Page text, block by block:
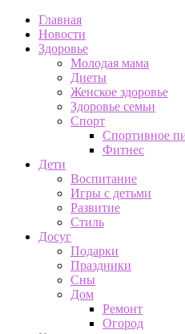
Главная
Новости
Здоровье
Молодая мама
Диеты
Женское здоровье
Здоровье семьи
Спорт
Спортивное
Фитнес
Дети
Воспитание
Игры с детьми
Развитие
Стиль
Досуг
Подарки
Праздники
Сны
Дом
Ремонт
Огород